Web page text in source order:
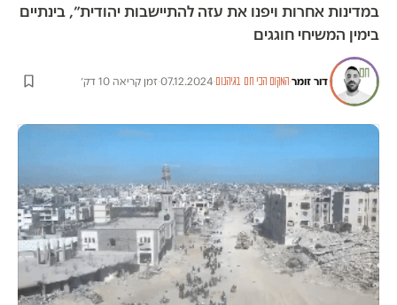
במדינות אחרות ויפנו את עזה להתיישבות יהודית״, בינתיים
בימין המשיחי חוגגים
דור זומר·המקום הכי חם בגיהנום·
07.12.2024
·זמן קריאה 10 דק׳